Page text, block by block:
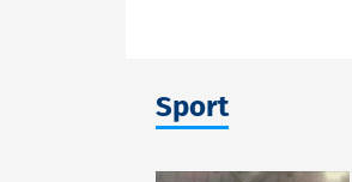
Sport